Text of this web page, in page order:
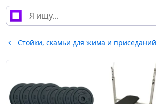
Стойки, скамьи для жима и приседаний